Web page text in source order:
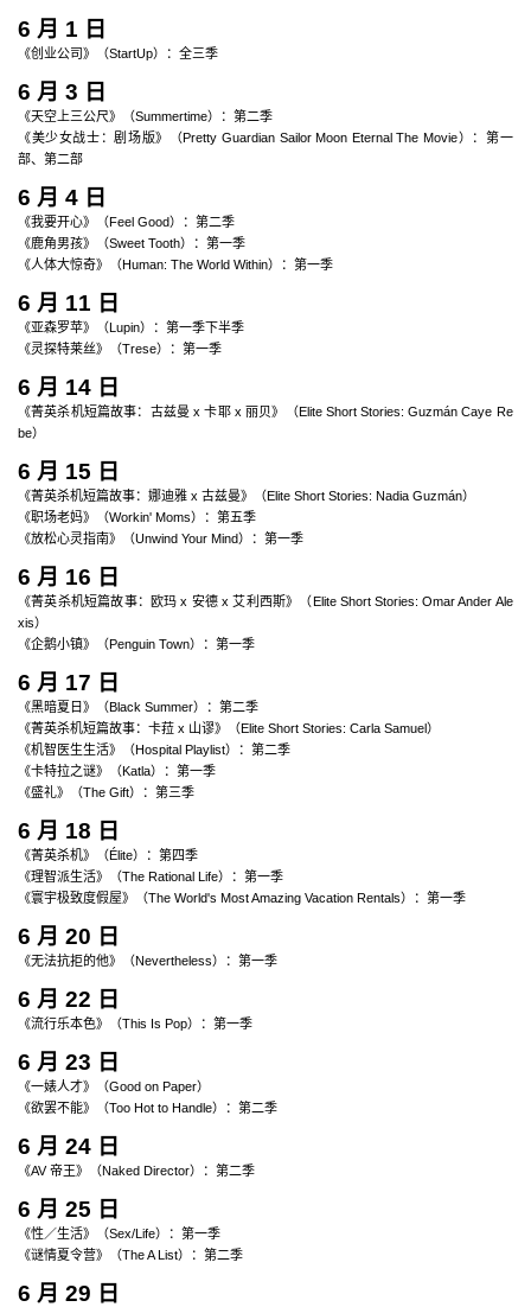
6 月 1 日
《创业公司》（StartUp）：全三季
6 月 3 日
《天空上三公尺》（Summertime）：第二季
《美少女战士：剧场版》（Pretty Guardian Sailor Moon Eternal The Movie）：第一
部、第二部
6 月 4 日
《我要开心》（Feel Good）：第二季
《鹿角男孩》（Sweet Tooth）：第一季
《人体大惊奇》（Human: The World Within）：第一季
6 月 11 日
《亚森罗苹》（Lupin）：第一季下半季
《灵探特莱丝》（Trese）：第一季
6 月 14 日
《菁英杀机短篇故事：古兹曼 x 卡耶 x 丽贝》（Elite Short Stories: Guzmán Caye Re
be）
6 月 15 日
《菁英杀机短篇故事：娜迪雅 x 古兹曼》（Elite Short Stories: Nadia Guzmán）
《职场老妈》（Workin' Moms）：第五季
《放松心灵指南》（Unwind Your Mind）：第一季
6 月 16 日
《菁英杀机短篇故事：欧玛 x 安德 x 艾利西斯》（Elite Short Stories: Omar Ander Ale
xis）
《企鹅小镇》（Penguin Town）：第一季
6 月 17 日
《黑暗夏日》（Black Summer）：第二季
《菁英杀机短篇故事：卡菈 x 山谬》（Elite Short Stories: Carla Samuel）
《机智医生生活》（Hospital Playlist）：第二季
《卡特拉之谜》（Katla）：第一季
《盛礼》（The Gift）：第三季
6 月 18 日
《菁英杀机》（Élite）：第四季
《理智派生活》（The Rational Life）：第一季
《寰宇极致度假屋》（The World's Most Amazing Vacation Rentals）：第一季
6 月 20 日
《无法抗拒的他》（Nevertheless）：第一季
6 月 22 日
《流行乐本色》（This Is Pop）：第一季
6 月 23 日
《一婊人才》（Good on Paper）
《欲罢不能》（Too Hot to Handle）：第二季
6 月 24 日
《AV 帝王》（Naked Director）：第二季
6 月 25 日
《性／生活》（Sex/Life）：第一季
《谜情夏令营》（The A List）：第二季
6 月 29 日